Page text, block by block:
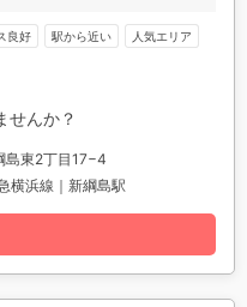
良好 駅から近い 人気エリア
せんか？
島東2丁目17−4
横浜線｜新綱島駅